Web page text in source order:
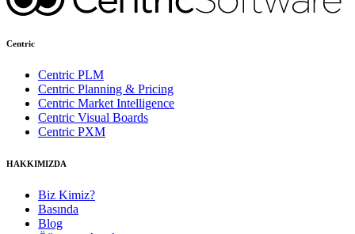
Centric
Centric PLM
Centric Planning & Pricing
Centric Market Intelligence
Centric Visual Boards
Centric PXM
HAKKIMIZDA
Biz Kimiz?
Basında
Blog